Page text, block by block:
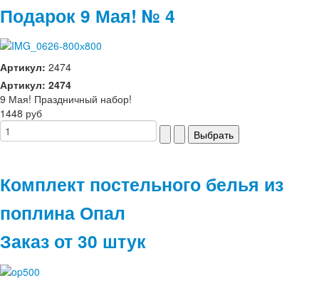
Подарок 9 Мая! № 4
Артикул: 2474
Артикул: 2474
9 Мая! Праздничный набор!
1448 руб
Комплект постельного белья из
поплина Опал
Заказ от 30 штук